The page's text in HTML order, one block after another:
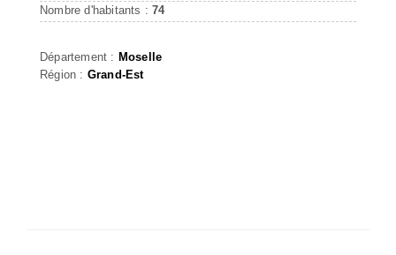
Nombre d'habitants :74
Département : Moselle
Région : Grand-Est